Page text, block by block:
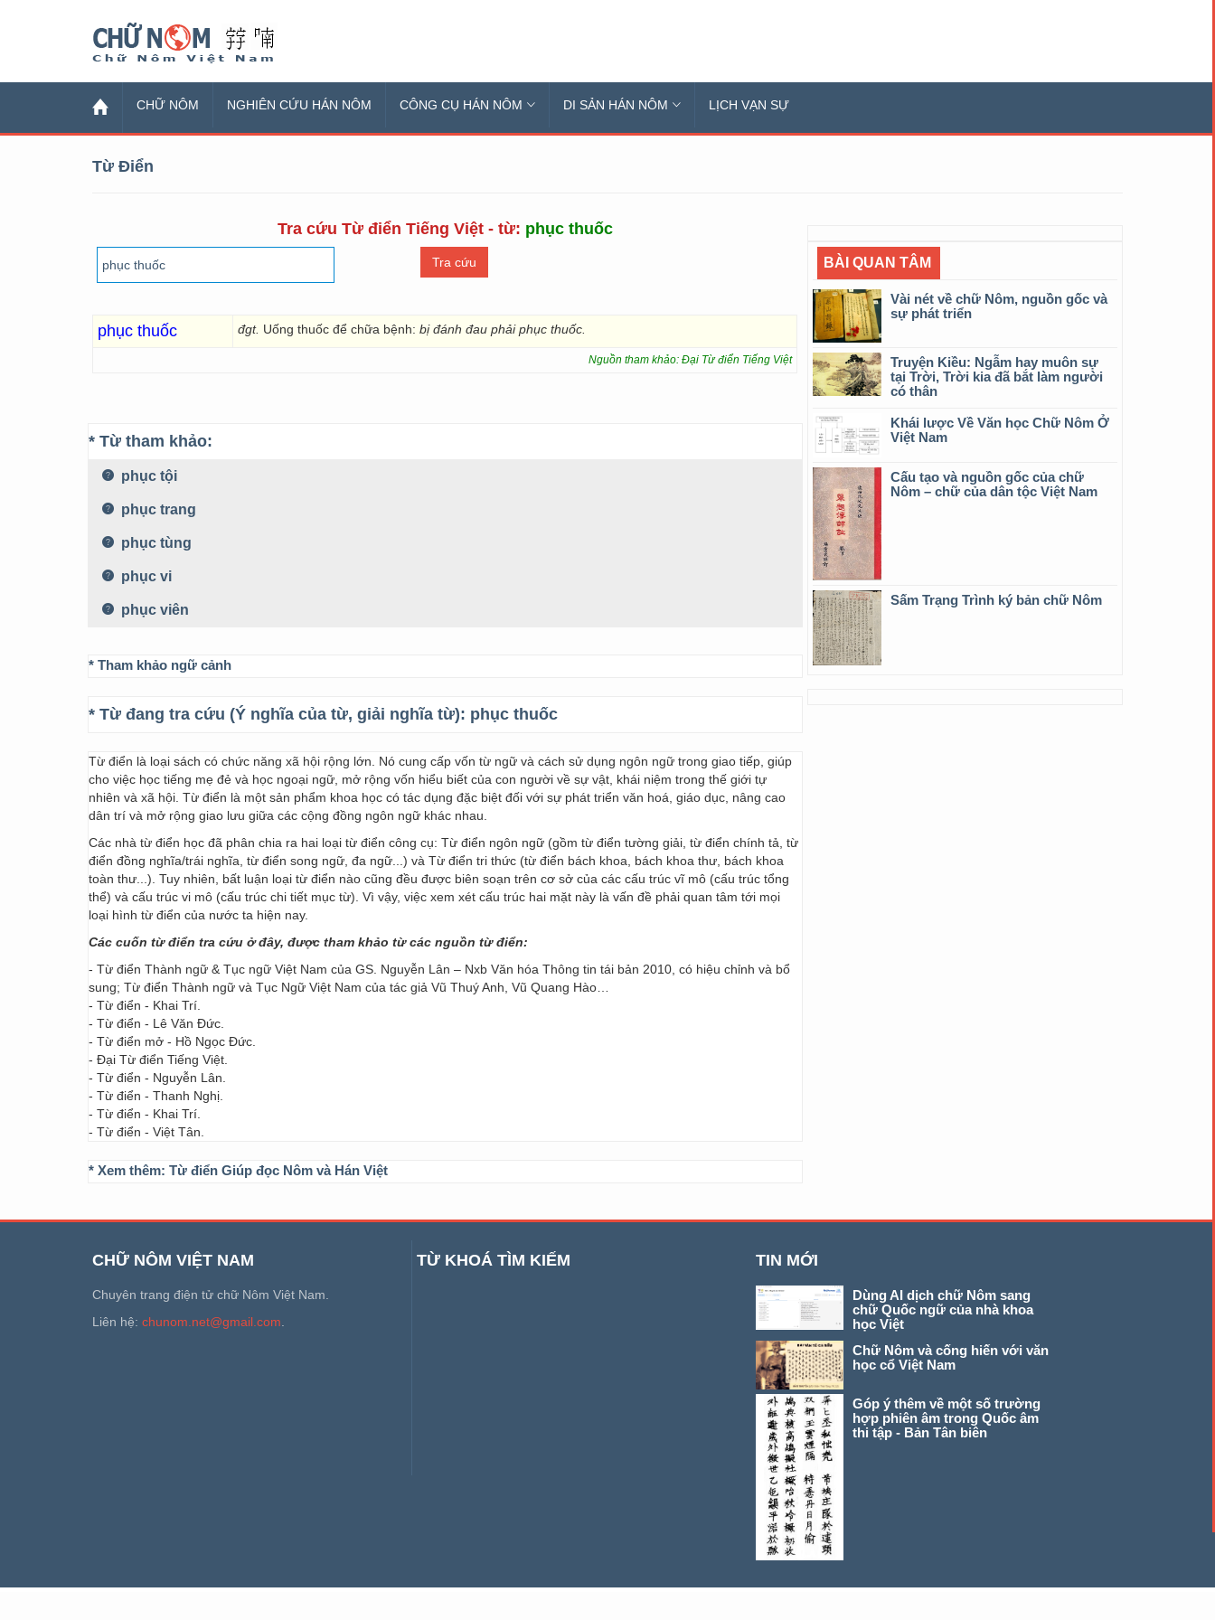
CHỮ NÔM NGHIÊN CỨU HÁN NÔM CÔNG CỤ HÁN NÔM DI SẢN HÁN NÔM LỊCH VẠN SỰ
Từ Điển
Tra cứu Từ điển Tiếng Việt - từ: phục thuốc
phục thuốc đgt. Uống thuốc để chữa bệnh: bị đánh đau phải phục thuốc.
Nguồn tham khảo: Đại Từ điển Tiếng Việt
* Từ tham khảo:
phục tội
phục trang
phục tùng
phục vi
phục viên
* Tham khảo ngữ cảnh
* Từ đang tra cứu (Ý nghĩa của từ, giải nghĩa từ): phục thuốc
Từ điển là loại sách có chức năng xã hội rộng lớn. Nó cung cấp vốn từ ngữ và cách sử dụng ngôn ngữ trong giao tiếp, giúp
cho việc học tiếng mẹ đẻ và học ngoại ngữ, mở rộng vốn hiểu biết của con người về sự vật, khái niệm trong thế giới tự
nhiên và xã hội. Từ điển là một sản phẩm khoa học có tác dụng đặc biệt đối với sự phát triển văn hoá, giáo dục, nâng cao
dân trí và mở rộng giao lưu giữa các cộng đồng ngôn ngữ khác nhau.
Các nhà từ điển học đã phân chia ra hai loại từ điển công cụ: Từ điển ngôn ngữ (gồm từ điển tường giải, từ điển chính tả, từ
điển đồng nghĩa/trái nghĩa, từ điển song ngữ, đa ngữ...) và Từ điển tri thức (từ điển bách khoa, bách khoa thư, bách khoa
toàn thư...). Tuy nhiên, bất luận loại từ điển nào cũng đều được biên soạn trên cơ sở của các cấu trúc vĩ mô (cấu trúc tổng
thể) và cấu trúc vi mô (cấu trúc chi tiết mục từ). Vì vậy, việc xem xét cấu trúc hai mặt này là vấn đề phải quan tâm tới mọi
loại hình từ điển của nước ta hiện nay.
Các cuốn từ điển tra cứu ở đây, được tham khảo từ các nguồn từ điển:
- Từ điển Thành ngữ & Tục ngữ Việt Nam của GS. Nguyễn Lân – Nxb Văn hóa Thông tin tái bản 2010, có hiệu chỉnh và bổ
sung; Từ điển Thành ngữ và Tục Ngữ Việt Nam của tác giả Vũ Thuý Anh, Vũ Quang Hào…
- Từ điển - Khai Trí.
- Từ điển - Lê Văn Đức.
- Từ điển mở - Hồ Ngọc Đức.
- Đại Từ điển Tiếng Việt.
- Từ điển - Nguyễn Lân.
- Từ điển - Thanh Nghị.
- Từ điển - Khai Trí.
- Từ điển - Việt Tân.
* Xem thêm: Từ điển Giúp đọc Nôm và Hán Việt
BÀI QUAN TÂM
Vài nét về chữ Nôm, nguồn gốc và
sự phát triển
Truyện Kiều: Ngẫm hay muôn sự
tại Trời, Trời kia đã bắt làm người
có thân
Khái lược Về Văn học Chữ Nôm Ở
Việt Nam
Cấu tạo và nguồn gốc của chữ
Nôm – chữ của dân tộc Việt Nam
Sấm Trạng Trình ký bản chữ Nôm
CHỮ NÔM VIỆT NAM
Chuyên trang điện tử chữ Nôm Việt Nam.
Liên hệ: chunom.net@gmail.com
TỪ KHOÁ TÌM KIẾM TIN MỚI
Dùng AI dịch chữ Nôm sang
chữ Quốc ngữ của nhà khoa
học Việt
Chữ Nôm và cống hiến với văn
học cổ Việt Nam
Góp ý thêm về một số trường
hợp phiên âm trong Quốc âm
thi tập - Bản Tân biên